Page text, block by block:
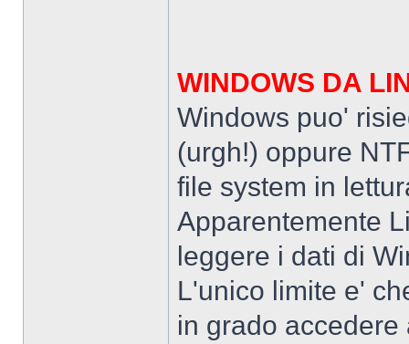
WINDOWS DA
Windows puo'
(urgh!) oppure
file system in
Apparentemente
leggere i dati di
L'unico limite e'
in grado